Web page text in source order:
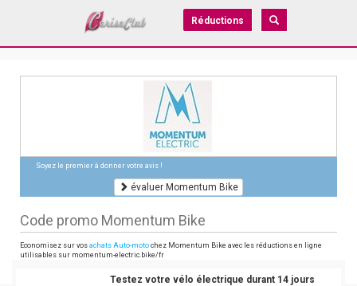
Réductions
Soyez le premier à donner votre avis !
évaluer Momentum Bike
Code promo Momentum Bike
Economisez sur vos achats Auto-moto chez Momentum Bike avec les réductions en ligne
utilisables sur momentum-electric.bike/fr
Testez votre vélo électrique durant 14 jours